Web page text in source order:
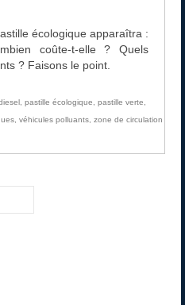
écologique apparaîtra :
coûte-t-elle ? Quels
? Faisons le point.
pastille écologique pastille verte
véhicules polluants zone de circulation